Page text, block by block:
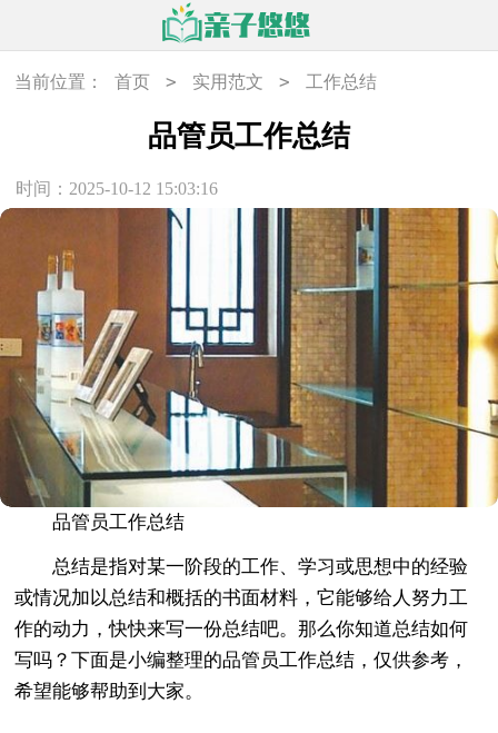
当前位置： 首页 > 实用范文 > 工作总结
品管员工作总结
时间：2025-10-12 15:03:16
品管员工作总结
总结是指对某一阶段的工作、学习或思想中的经验
或情况加以总结和概括的书面材料，它能够给人努力工
作的动力，快快来写一份总结吧。那么你知道总结如何
写吗？下面是小编整理的品管员工作总结，仅供参考，
希望能够帮助到大家。